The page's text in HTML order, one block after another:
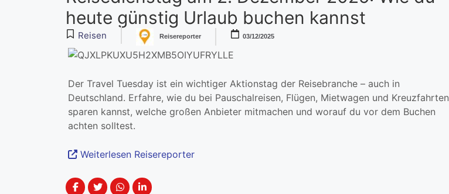
heute günstig Urlaub buchen kannst
Reisen Reisereporter 03/12/2025
Der Travel Tuesday ist ein wichtiger Aktionstag der Reisebranche – auch in
Deutschland. Erfahre, wie du bei Pauschalreisen, Flügen, Mietwagen und Kreuzfahrten
sparen kannst, welche großen Anbieter mitmachen und worauf du vor dem Buchen
achten solltest.
Weiterlesen Reisereporter